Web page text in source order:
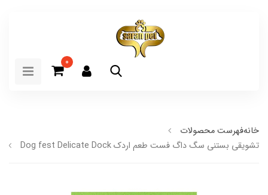
0
خانهفهرست محصولات
تشویقی بستنی سگ داگ فست طعم اردک Dog fest Delicate Dock